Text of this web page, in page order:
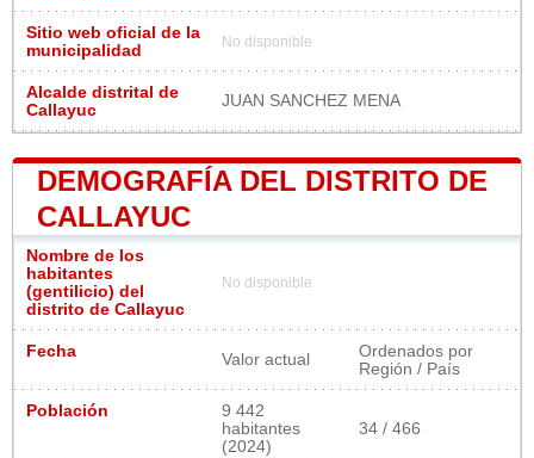
Sitio web oficial de la
municipalidad
No disponible
Alcalde distrital de
Callayuc
JUAN SANCHEZ MENA
DEMOGRAFÍA DEL DISTRITO DE
CALLAYUC
Nombre de los
habitantes
(gentilicio) del
distrito de Callayuc
No disponible
Fecha Valor actual
Ordenados por
Región / País
Población
9 442
habitantes
(2024)
34 / 466